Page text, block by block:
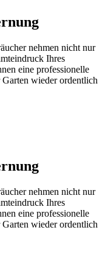
nehmen nicht nur
Ihres
eine professionelle
wieder ordentlich
nehmen nicht nur
Ihres
eine professionelle
wieder ordentlich